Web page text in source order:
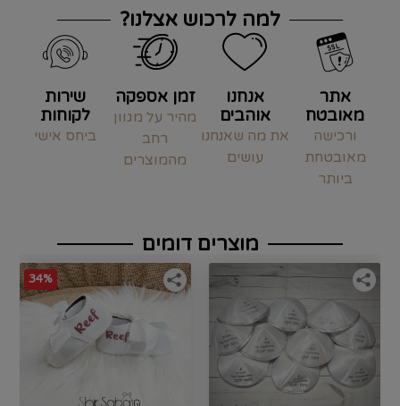
למה לרכוש אצלנו?
אתר
מאובטח
ורכישה
מאובטחת
ביותר
אנחנו
אוהבים
את מה שאנחנו
עושים
זמן אספקה
מהיר על מגוון
רחב
מהמוצרים
שירות
לקוחות
ביחס אישי
מוצרים דומים
34%